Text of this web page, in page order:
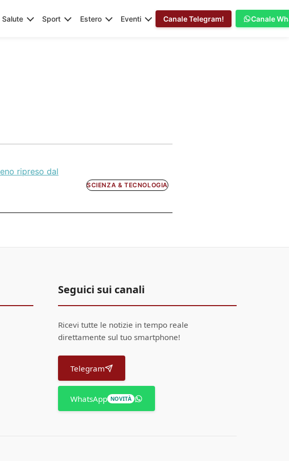
Salute Sport Estero Eventi Canale Telegram! Canale
ripreso dal
SCIENZA & TECNOLOGIA
Seguici sui canali
Ricevi tutte le notizie in tempo reale
direttamente sul tuo smartphone!
Telegram
WhatsApp NOVITÀ